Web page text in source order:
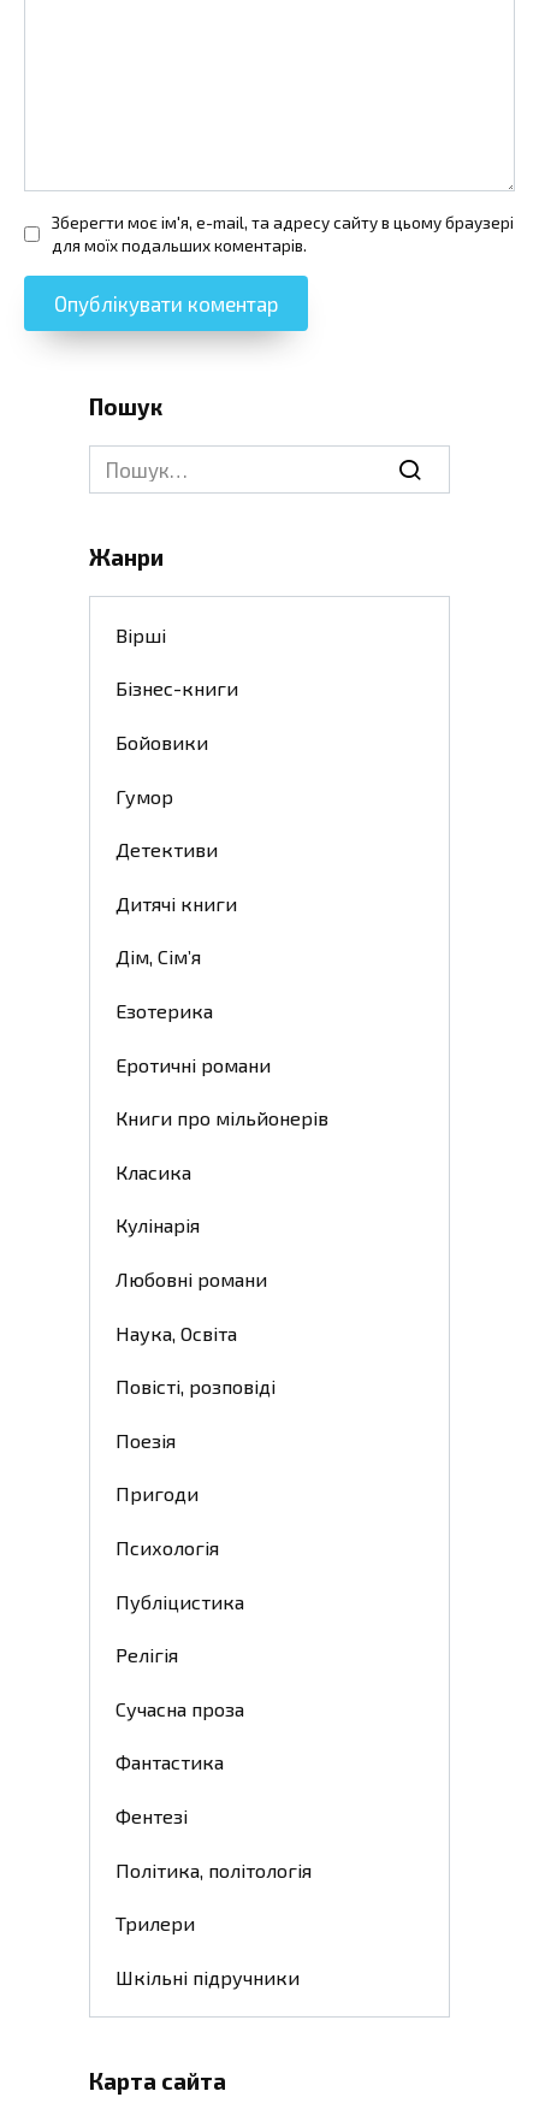
Зберегти моє ім'я, e-mail, та адресу сайту в цьому браузері
для моїх подальших коментарів.
Пошук
Search
for:
Жанри
Вірші
Бізнес-книги
Бойовики
Гумор
Детективи
Дитячі книги
Дім, Сім’я
Езотерика
Еротичні романи
Книги про мільйонерів
Класика
Кулінарія
Любовні романи
Наука, Освіта
Повісті, розповіді
Поезія
Пригоди
Психологія
Публіцистика
Релігія
Сучасна проза
Фантастика
Фентезі
Політика, політологія
Трилери
Шкільні підручники
Карта сайта